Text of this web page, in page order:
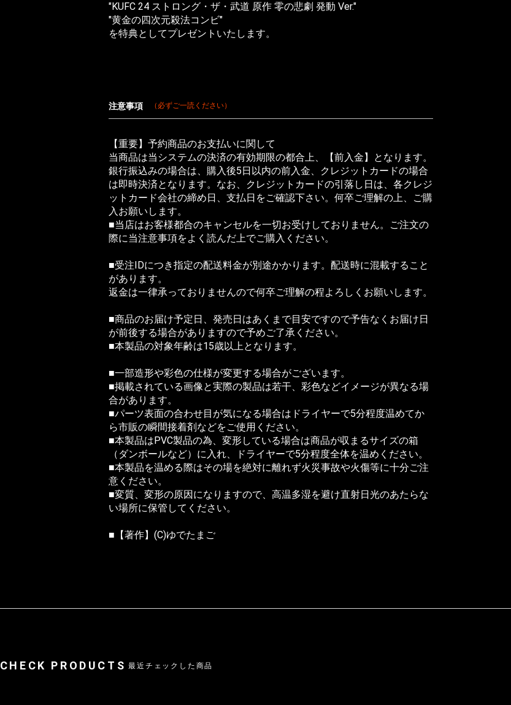
"KUFC 24 ストロング・ザ・武道 原作 零の悲劇 発動 Ver."
"黄金の四次元殺法コンビ"
を特典としてプレゼントいたします。
注意事項 （必ずご一読ください）
【重要】予約商品のお支払いに関して
当商品は当システムの決済の有効期限の都合上、【前入金】となります。
銀行振込みの場合は、購入後5日以内の前入金、クレジットカードの場合
は即時決済となります。なお、クレジットカードの引落し日は、各クレジ
ットカード会社の締め日、支払日をご確認下さい。何卒ご理解の上、ご購
入お願いします。
■当店はお客様都合のキャンセルを一切お受けしておりません。ご注文の
際に当注意事項をよく読んだ上でご購入ください。
■受注IDにつき指定の配送料金が別途かかります。配送時に混載すること
があります。
返金は一律承っておりませんので何卒ご理解の程よろしくお願いします。
■商品のお届け予定日、発売日はあくまで目安ですので予告なくお届け日
が前後する場合がありますので予めご了承ください。
■本製品の対象年齢は15歳以上となります。
■一部造形や彩色の仕様が変更する場合がございます。
■掲載されている画像と実際の製品は若干、彩色などイメージが異なる場
合があります。
■パーツ表面の合わせ目が気になる場合はドライヤーで5分程度温めてか
ら市販の瞬間接着剤などをご使用ください。
■本製品はPVC製品の為、変形している場合は商品が収まるサイズの箱
（ダンボールなど）に入れ、ドライヤーで5分程度全体を温めください。
■本製品を温める際はその場を絶対に離れず火災事故や火傷等に十分ご注
意ください。
■変質、変形の原因になりますので、高温多湿を避け直射日光のあたらな
い場所に保管してください。
■【著作】(C)ゆでたまご
CHECK PRODUCTS 最近チェックした商品